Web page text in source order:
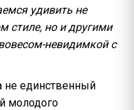
удивить не
стиле, но и другими
невидимкой с
не единственный
молодого